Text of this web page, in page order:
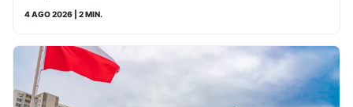
4 AGO 2026 | 2 MIN.